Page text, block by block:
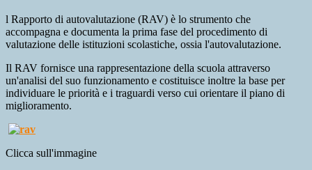
l Rapporto di autovalutazione (RAV) è lo strumento che
accompagna e documenta la prima fase del procedimento di
valutazione delle istituzioni scolastiche, ossia l'autovalutazione.
Il RAV fornisce una rappresentazione della scuola attraverso
un'analisi del suo funzionamento e costituisce inoltre la base per
individuare le priorità e i traguardi verso cui orientare il piano di
miglioramento.
Clicca sull'immagine